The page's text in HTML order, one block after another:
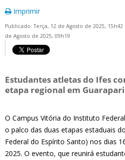
Imprimir
Publicado: Terça, 12 de Agosto de 2025, 15h42
de Agosto de 2025, 09h19
Estudantes atletas do Ifes
etapa regional em Guarapari
O Campus Vitória do Instituto
o palco das duas etapas estaduais
Federal do Espírito Santo) nos dias
2025. O evento, que reunirá